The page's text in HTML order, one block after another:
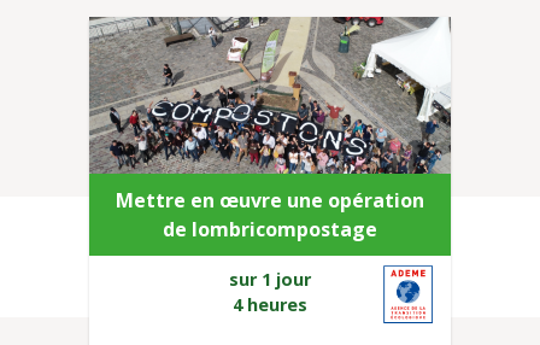
Mettre en œuvre une opération
de lombricompostage
sur 1 jour
4 heures